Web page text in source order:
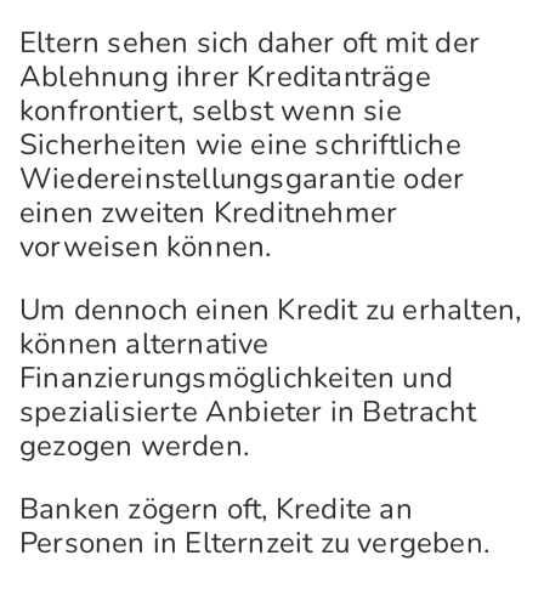
Eltern sehen sich daher oft mit der
Ablehnung ihrer Kreditanträge
konfrontiert, selbst wenn sie
Sicherheiten wie eine schriftliche
Wiedereinstellungsgarantie oder
einen zweiten Kreditnehmer
vorweisen können.
Um dennoch einen Kredit zu erhalten,
können alternative
Finanzierungsmöglichkeiten und
spezialisierte Anbieter in Betracht
gezogen werden.
Banken zögern oft, Kredite an
Personen in Elternzeit zu vergeben.